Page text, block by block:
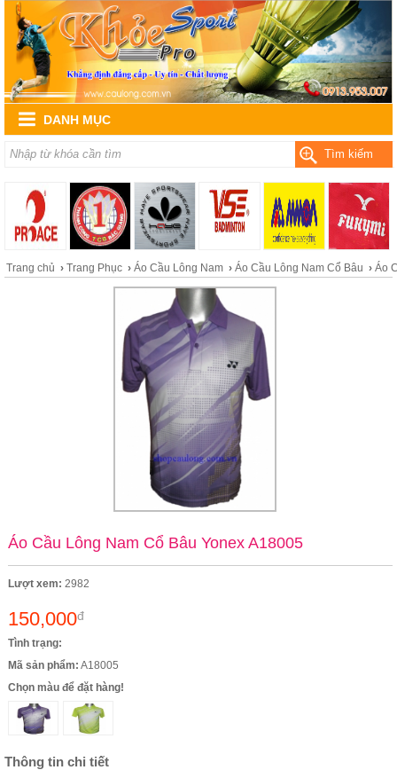
DANH MỤC
Tìm kiếm
Trang chủ › Trang Phục › Áo Cầu Lông Nam › Áo Cầu Lông Nam Cổ Bâu › Áo
Áo Cầu Lông Nam Cổ Bâu Yonex A18005
Lượt xem: 2982
150,000đ
Tình trạng:
Mã sản phẩm: A18005
Chọn màu để đặt hàng!
Thông tin chi tiết